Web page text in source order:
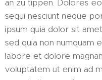
an zu tippen. Dolores
sequi nesciunt neque
ipsum quia dolor sit
sed quia non numquam
labore et dolore
voluptatem ut enim ad